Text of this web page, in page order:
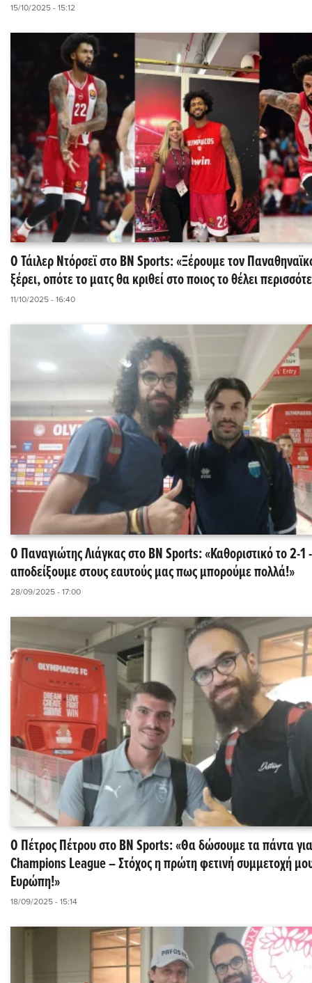
15/10/2025 - 15:12
Ο Τάιλερ Ντόρσεϊ στο BN Sports: «Ξέρουμε τον
ξέρει, οπότε το ματς θα κριθεί στο ποιος το θέλει
11/10/2025 - 16:40
Ο Παναγιώτης Λιάγκας στο BN Sports: «Καθοριστικό το 2-1
αποδείξουμε στους εαυτούς μας πως μπορούμε πολλά!»
28/09/2025 - 17:00
Ο Πέτρος Πέτρου στο BN Sports: «Θα δώσουμε τα πάντα
Champions League – Στόχος η πρώτη φετινή συμμετοχή
Ευρώπη!»
18/09/2025 - 15:14